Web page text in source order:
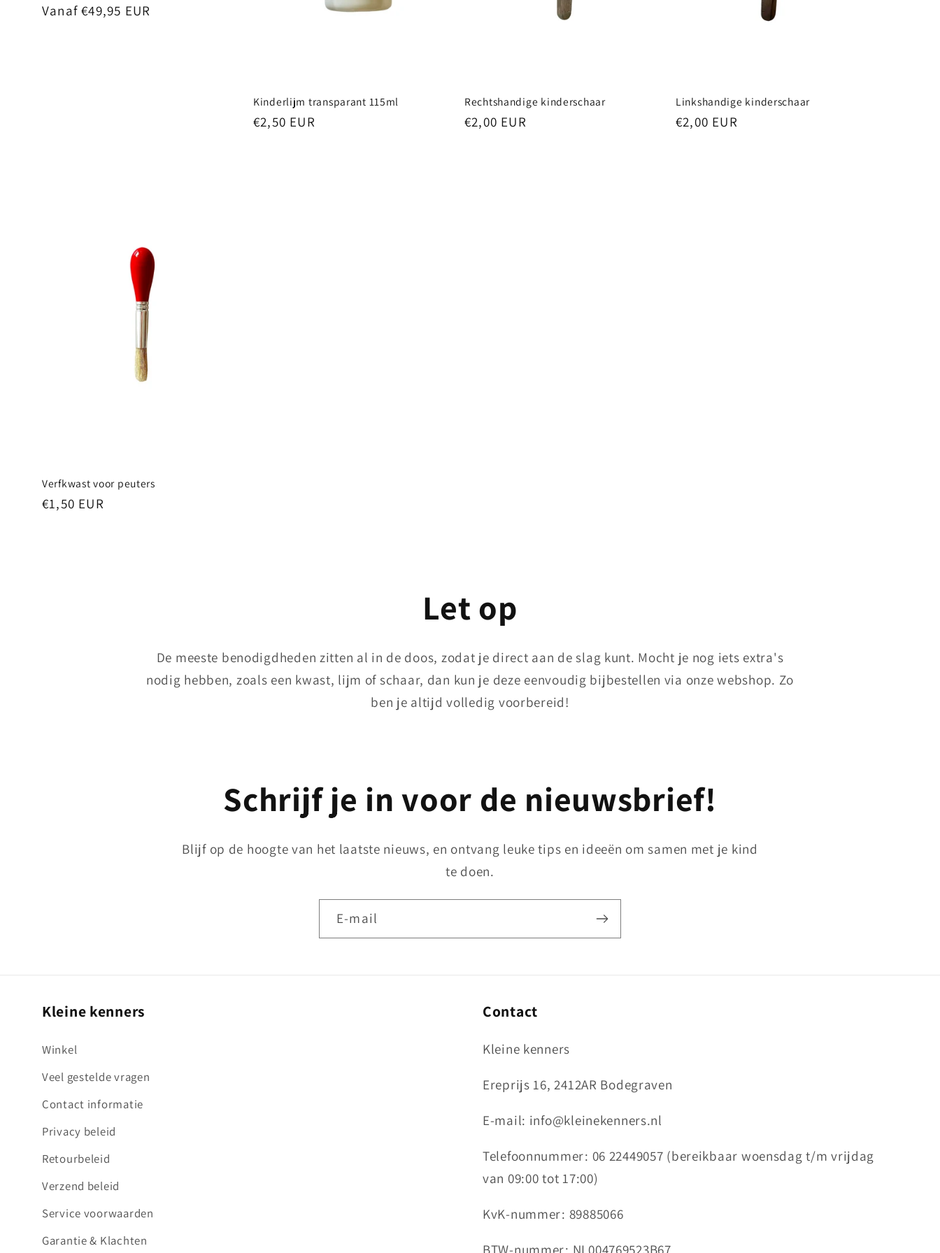
:
Normale
Vanaf €49,95 EUR
Kinderlijm transparant 115ml
Normale
€2,50 EUR
Rechtshandige kinderschaar
Normale
€2,00 EUR
Linkshandige kinderschaar
Normale
€2,00 EUR
Verfkwast voor peuters
Normale
€1,50 EUR
Let op
De meeste benodigdheden zitten al in de doos, zodat je direct aan de slag kunt. Mocht je nog iets extra's
nodig hebben, zoals een kwast, lijm of schaar, dan kun je deze eenvoudig bijbestellen via onze webshop. Zo
ben je altijd volledig voorbereid!
Schrijf je in voor de nieuwsbrief!
Blijf op de hoogte van het laatste nieuws, en ontvang leuke tips en ideeën om samen met je kind
te doen.
E‑mail
Kleine kenners
Winkel
Veel gestelde vragen
Contact informatie
Privacy beleid
Retourbeleid
Verzend beleid
Service voorwaarden
Garantie & Klachten
Contact
Kleine kenners
Ereprijs 16, 2412AR Bodegraven
E-mail: info@kleinekenners.nl
Telefoonnummer: 06 22449057 (bereikbaar woensdag t/m vrijdag
van 09:00 tot 17:00)
KvK-nummer: 89885066